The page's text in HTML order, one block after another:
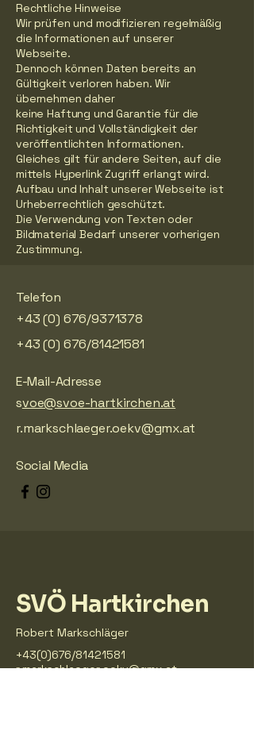
Rechtliche Hinweise
Wir prüfen und modifizieren regelmäßig
die Informationen auf unserer
Webseite.
Dennoch können Daten bereits an
Gültigkeit verloren haben. Wir
übernehmen daher
keine Haftung und Garantie für die
Richtigkeit und Vollständigkeit der
veröffentlichten Informationen.
Gleiches gilt für andere Seiten, auf die
mittels Hyperlink Zugriff erlangt wird.
Aufbau und Inhalt unserer Webseite ist
Urheberrechtlich geschützt.
Die Verwendung von Texten oder
Bildmaterial Bedarf unserer vorherigen
Zustimmung.
Telefon
+43 (0) 676/9371378
+43 (0) 676/81421581
E-Mail-Adresse
svoe@svoe-hartkirchen.at
r.markschlaeger.oekv@gmx.at
Social Media
SVÖ Hartkirchen
Robert Markschläger
+43(0)676/81421581
r.markschlaeger.oekv@gmx.at